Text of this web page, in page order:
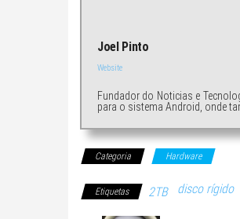
Joel Pinto
Website
Fundador do Noticias e
para o sistema Android, onde
Categoria Hardware
Etiquetas 2TB disco rígido